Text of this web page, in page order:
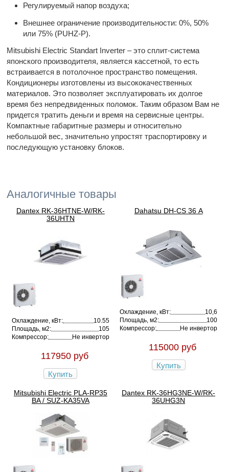
Регулируемый напор воздуха;
Внешнее ограничение производительности: 0%, 50%
или 75% (PUHZ-P).
Mitsubishi Electric Standart Inverter – это сплит-система
японского производителя, является кассетной, то есть
встраивается в потолочное пространство помещения.
Кондиционеры изготовлены из высококачественных
материалов. Это позволяет эксплуатировать их долгое
время без непредвиденных поломок. Таким образом Вам не
придется тратить деньги и время на сервисные центры.
Компактные габаритные размеры и относительно
небольшой вес, значительно упростят траспортировку и
последующую установку блоков.
Аналогичные товары
Dantex RK-36HTNE-W/RK-
36UHTN
Охлаждение, кВт:
10.55
Площадь, м2:
105
Компрессор:
Не инвертор
117950 руб
Купить
Dahatsu DH-CS 36 А
Охлаждение, кВт:
10,6
Площадь, м2:
100
Компрессор:
Не инвертор
115000 руб
Купить
Mitsubishi Electric PLA-RP35
ВA / SUZ-KA35VA
Dantex RK-36HG3NE-W/RK-
36UHG3N